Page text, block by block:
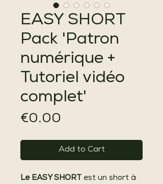
EASY SHORT
Pack 'Patron
numérique +
Tutoriel vidéo
complet'
€0.00
Add to Cart
Le EASY SHORT est un short à